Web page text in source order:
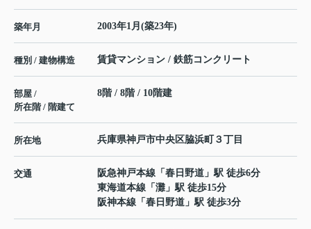
築年月 2003年1月(築23年)
種別 / 建物構造 賃貸マンション / 鉄筋コンクリート
部屋 /
所在階 / 階建て
8階 / 8階 / 10階建
所在地 兵庫県神戸市中央区脇浜町 ３丁目
交通 阪急神戸本線 「 春日野道 」駅 徒歩6分
東海道本線 「 灘 」駅 徒歩15分
阪神本線 「 春日野道 」駅 徒歩3分